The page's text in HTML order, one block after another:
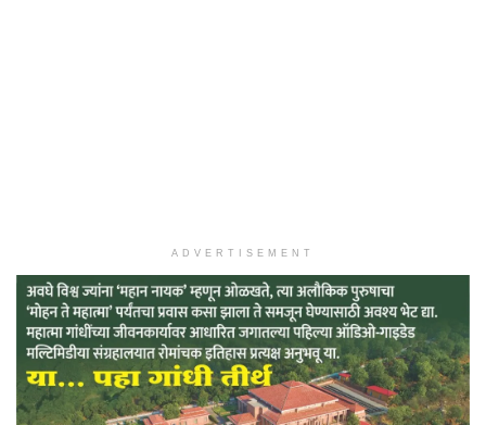
ADVERTISEMENT